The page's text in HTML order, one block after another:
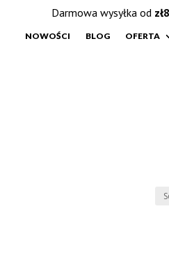
NOWOŚCI BLOG OFERTA
Darmowa wysyłka od zł